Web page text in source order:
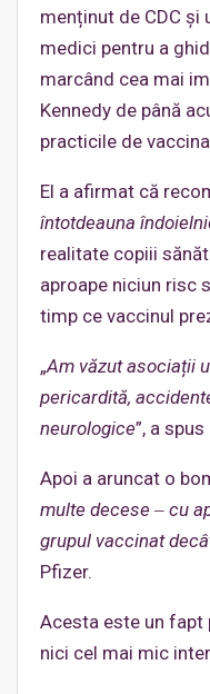
menținut de CDC și
medici pentru a
marcând cea mai
Kennedy de până
practicile de
El a afirmat că
întotdeauna
realitate copiii
aproape niciun risc
timp ce vaccinul
„Am văzut asociații
pericardită,
neurologice”, a
Apoi a aruncat o
multe decese ‒ cu
grupul vaccinat
Pfizer.
Acesta este un fapt
nici cel mai mic